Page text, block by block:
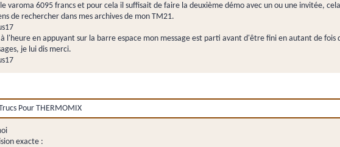
le varoma 6095 francs et pour cela il suffisait de faire la deuxième démo avec un ou une invitée,
de rechercher dans mes archives de mon TM21.
l'heure en appuyant sur la barre espace mon message est parti avant d'être fini en autant de
je lui dis merci.
Pour THERMOMIX
exacte :